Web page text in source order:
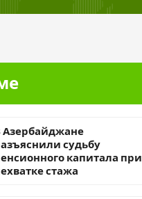
Азербайджане
судьбу
капитала при
стажа